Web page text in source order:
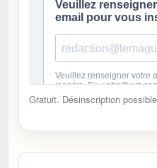
Gratuit. Désinscription